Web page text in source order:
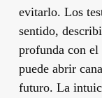
evitarlo. Los
sentido,
profunda con el
puede abrir
futuro. La